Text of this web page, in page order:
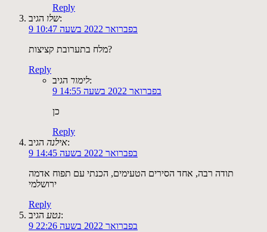
Reply
שלוהגיב:
9 בפברואר 2022 בשעה 10:47
מלח בתערובת קציצות?
Reply
לימורהגיב:
9 בפברואר 2022 בשעה 14:55
כן
Reply
אילנההגיב:
9 בפברואר 2022 בשעה 14:45
תודה רבה, אחד הסירים הטעימים, הכנתי עם תפוח אדמה
ירושלמי
Reply
נטעהגיב:
9 בפברואר 2022 בשעה 22:26